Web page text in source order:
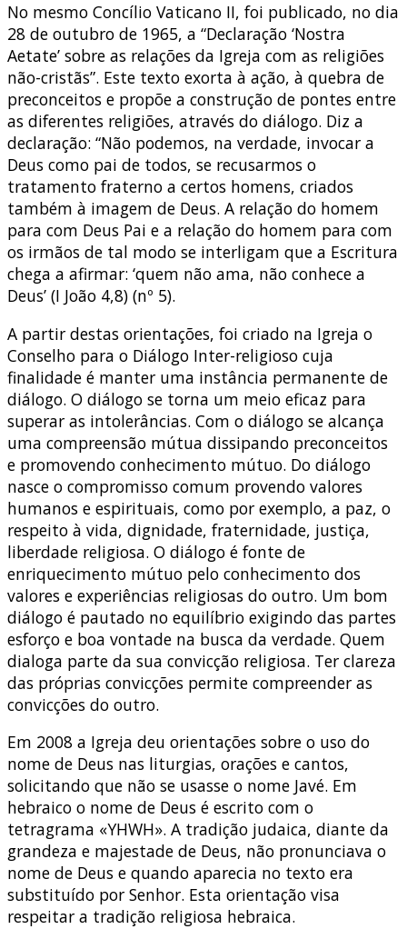
No mesmo Concílio Vaticano II, foi publicado, no dia
28 de outubro de 1965, a “Declaração ‘Nostra
Aetate’ sobre as relações da Igreja com as religiões
não-cristãs”. Este texto exorta à ação, à quebra de
preconceitos e propõe a construção de pontes entre
as diferentes religiões, através do diálogo. Diz a
declaração: “Não podemos, na verdade, invocar a
Deus como pai de todos, se recusarmos o
tratamento fraterno a certos homens, criados
também à imagem de Deus. A relação do homem
para com Deus Pai e a relação do homem para com
os irmãos de tal modo se interligam que a Escritura
chega a afirmar: ‘quem não ama, não conhece a
Deus’ (I João 4,8) (nº 5).
A partir destas orientações, foi criado na Igreja o
Conselho para o Diálogo Inter-religioso cuja
finalidade é manter uma instância permanente de
diálogo. O diálogo se torna um meio eficaz para
superar as intolerâncias. Com o diálogo se alcança
uma compreensão mútua dissipando preconceitos
e promovendo conhecimento mútuo. Do diálogo
nasce o compromisso comum provendo valores
humanos e espirituais, como por exemplo, a paz, o
respeito à vida, dignidade, fraternidade, justiça,
liberdade religiosa. O diálogo é fonte de
enriquecimento mútuo pelo conhecimento dos
valores e experiências religiosas do outro. Um bom
diálogo é pautado no equilíbrio exigindo das partes
esforço e boa vontade na busca da verdade. Quem
dialoga parte da sua convicção religiosa. Ter clareza
das próprias convicções permite compreender as
convicções do outro.
Em 2008 a Igreja deu orientações sobre o uso do
nome de Deus nas liturgias, orações e cantos,
solicitando que não se usasse o nome Javé. Em
hebraico o nome de Deus é escrito com o
tetragrama «YHWH». A tradição judaica, diante da
grandeza e majestade de Deus, não pronunciava o
nome de Deus e quando aparecia no texto era
substituído por Senhor. Esta orientação visa
respeitar a tradição religiosa hebraica.